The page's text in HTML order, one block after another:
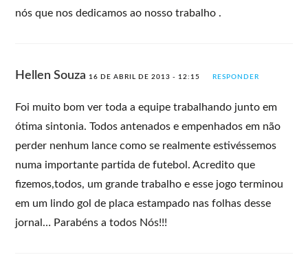
nós que nos dedicamos ao nosso trabalho .
Hellen Souza 16 DE ABRIL DE 2013 - 12:15 RESPONDER
Foi muito bom ver toda a equipe trabalhando junto em
ótima sintonia. Todos antenados e empenhados em não
perder nenhum lance como se realmente estivéssemos
numa importante partida de futebol. Acredito que
fizemos,todos, um grande trabalho e esse jogo terminou
em um lindo gol de placa estampado nas folhas desse
jornal… Parabéns a todos Nós!!!